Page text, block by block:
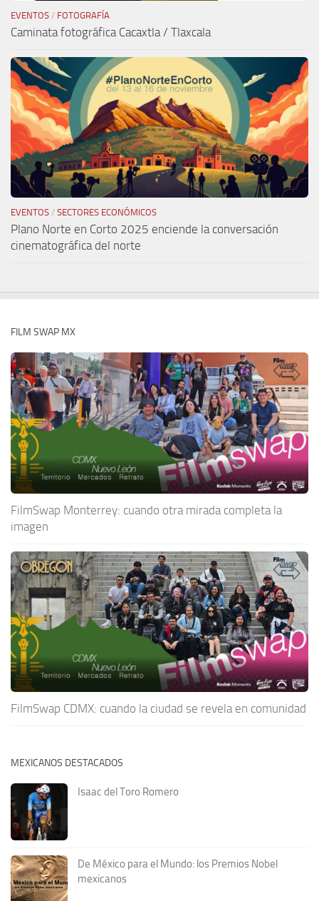
EVENTOS / FOTOGRAFÍA
Caminata fotográfica Cacaxtla / Tlaxcala
EVENTOS / SECTORES ECONÓMICOS
Plano Norte en Corto 2025 enciende la conversación
cinematográfica del norte
FILM SWAP MX
FilmSwap Monterrey: cuando otra mirada completa la
imagen
FilmSwap CDMX: cuando la ciudad se revela en comunidad
MEXICANOS DESTACADOS
Isaac del Toro Romero
De México para el Mundo: los Premios Nobel
mexicanos